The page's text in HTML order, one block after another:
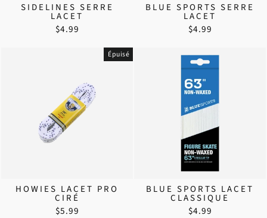
SIDELINES SERRE
LACET
$4.99
BLUE SPORTS SERRE
LACET
$4.99
Épuisé
HOWIES LACET PRO
CIRÉ
$5.99
BLUE SPORTS LACET
CLASSIQUE
$4.99